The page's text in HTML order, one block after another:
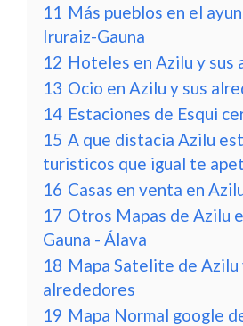
11 Más pueblos en el
Iruraiz-Gauna
12 Hoteles en Azilu y sus
13 Ocio en Azilu y sus
14 Estaciones de Esqui
15 A que distacia Azilu
turisticos que igual te
16 Casas en venta en
17 Otros Mapas de Azilu
Gauna - Álava
18 Mapa Satelite de Azilu
alrededores
19 Mapa Normal google